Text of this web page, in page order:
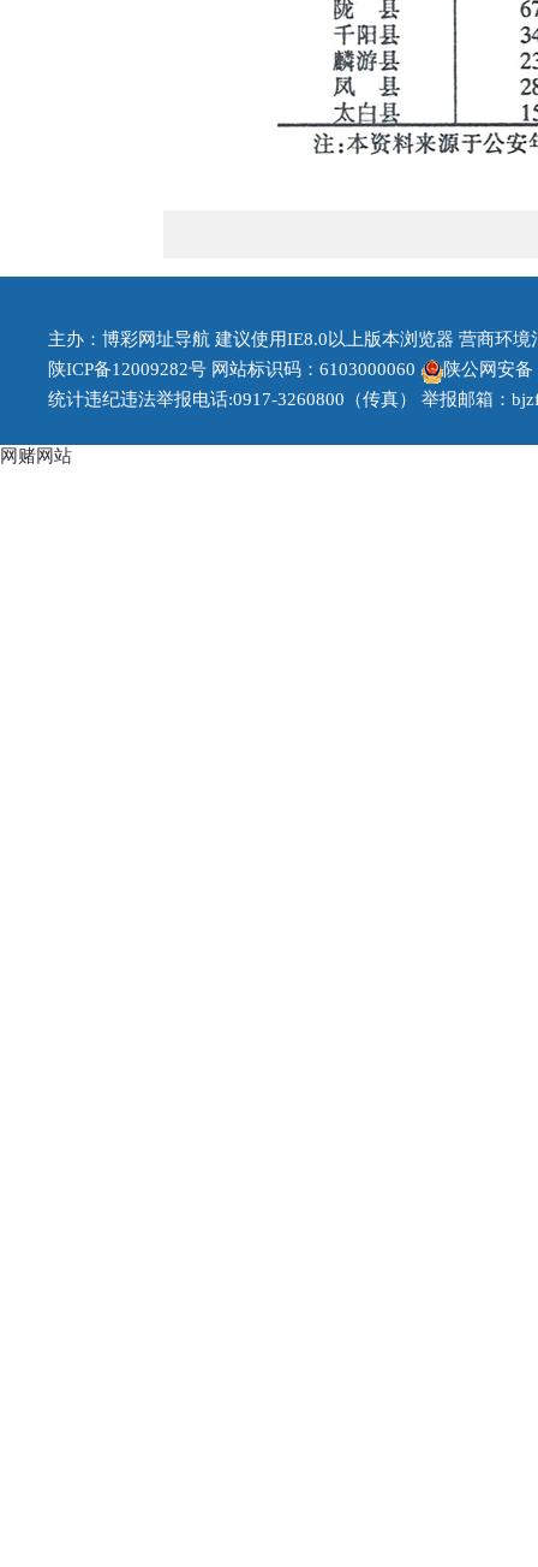
主办：博彩网址导航 建议使用IE8.0以上版本浏览器 营商环境
陕ICP备12009282号 网站标识码：6103000060
陕公网安备
统计违纪违法举报电话:0917-3260800（传真） 举报邮箱：
网赌网站